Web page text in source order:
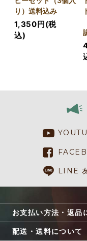
り）送料込み
1,350円(税
込)
LINE
お支払い方法・返品
配送・送料について